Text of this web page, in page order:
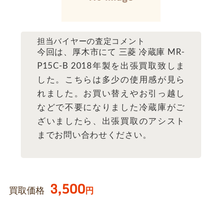
担当バイヤーの査定コメント
今回は、厚木市にて 三菱 冷蔵庫 MR-
P15C-B 2018年製を出張買取致しま
した。こちらは多少の使用感が見ら
れました。お買い替えやお引っ越し
などで不要になりました冷蔵庫がご
ざいましたら、出張買取のアシスト
までお問い合わせください。
買取価格 3,500円